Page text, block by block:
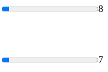
8
7